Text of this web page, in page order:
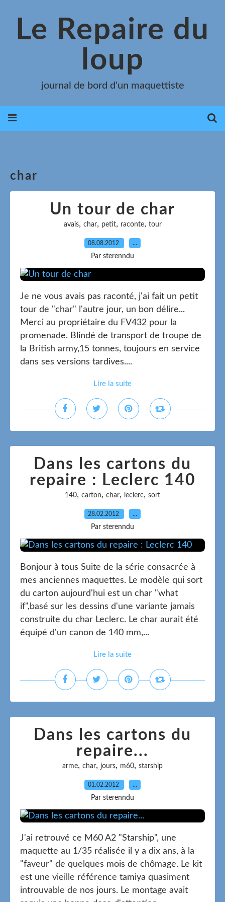
Le Repaire du
loup
journal de bord d'un maquettiste
char
Un tour de char
avais, char, petit, raconte, tour
08.08.2012 …
Par sterenndu
Je ne vous avais pas raconté, j'ai fait un petit
tour de "char" l'autre jour, un bon délire...
Merci au propriétaire du FV432 pour la
promenade. Blindé de transport de troupe de
la British army,15 tonnes, toujours en service
dans ses versions tardives....
Lire la suite
Dans les cartons du
repaire : Leclerc 140
140, carton, char, leclerc, sort
28.02.2012 …
Par sterenndu
Bonjour à tous Suite de la série consacrée à
mes anciennes maquettes. Le modèle qui sort
du carton aujourd'hui est un char "what
if",basé sur les dessins d'une variante jamais
construite du char Leclerc. Le char aurait été
équipé d'un canon de 140 mm,...
Lire la suite
Dans les cartons du
repaire...
arme, char, jours, m60, starship
01.02.2012 …
Par sterenndu
J'ai retrouvé ce M60 A2 "Starship", une
maquette au 1/35 réalisée il y a dix ans, à la
"faveur" de quelques mois de chômage. Le kit
est une vieille référence tamiya quasiment
introuvable de nos jours. Le montage avait